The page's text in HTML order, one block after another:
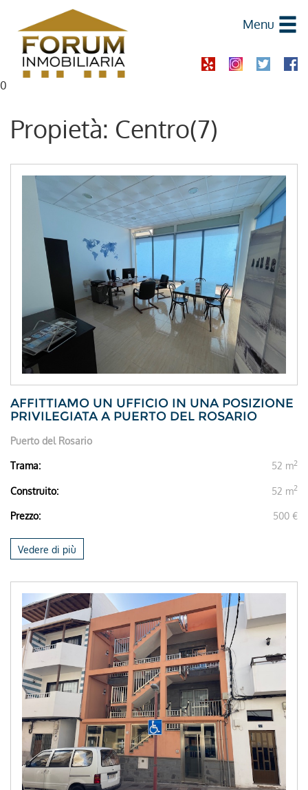
Menu
0
Propietà: Centro(7)
AFFITTIAMO UN UFFICIO IN UNA POSIZIONE
PRIVILEGIATA A PUERTO DEL ROSARIO
Puerto del Rosario
Trama: 52 m2
Construito: 52 m2
Prezzo: 500 €
Vedere di più